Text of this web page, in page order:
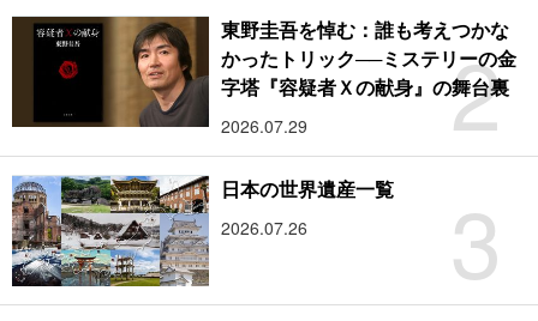
2
東野圭吾を悼む：誰も考えつかな
かったトリック──ミステリーの金
字塔『容疑者Ｘの献身』の舞台裏
2026.07.29
3
日本の世界遺産一覧
2026.07.26